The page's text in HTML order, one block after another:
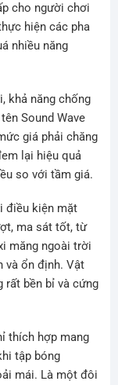
cho người chơi
hiện các pha
nhiều năng
khả năng chống
Sound Wave
giá phải chăng
lại hiệu quả
so với tầm giá.
điều kiện mặt
ma sát tốt, từ
măng ngoài trời
và ổn định. Vật
rất bền bỉ và cứng
thích hợp mang
tập bóng
mái. Là một đôi